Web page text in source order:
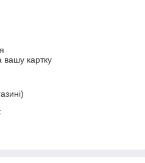
вашу картку